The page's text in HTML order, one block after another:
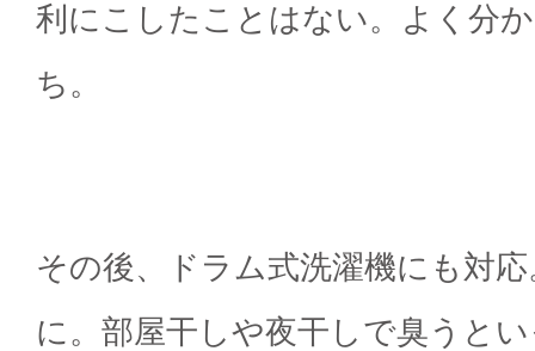
利にこしたことはない。よく分
ち。
その後、ドラム式洗濯機にも対
に。部屋干しや夜干しで臭うと